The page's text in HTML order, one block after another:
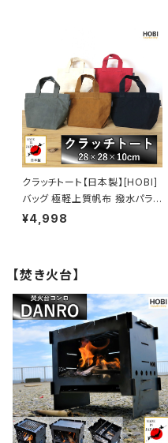
ロールテーブルM3713装着可
能 ミリタリー アンモボックス ツ
ール コンテナ ギア収納 軽量 鞄
かばん キャンプ 【MADE IN JA
クラッチトート【日本製】[HOBI]
バッグ 極軽上質帆布 撥水パラフ
ィン加工 [無骨でタフ] チョイ持
セカンド 車載 [MADE IN JAPA
N]
¥4,998
【焚き火台】